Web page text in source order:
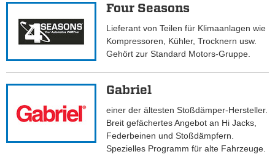
Four Seasons
Lieferant von Teilen für Klimaanlagen wie
Kompressoren, Kühler, Trocknern usw.
Gehört zur Standard Motors-Gruppe.
Gabriel
einer der ältesten Stoßdämper-Hersteller.
Breit gefächertes Angebot an Hi Jacks,
Federbeinen und Stoßdämpfern.
Spezielles Programm für alte Fahrzeuge.